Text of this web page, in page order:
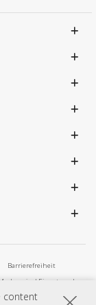
content
Barrierefreiheit
sind Eigentum der
werden. Die Bilder